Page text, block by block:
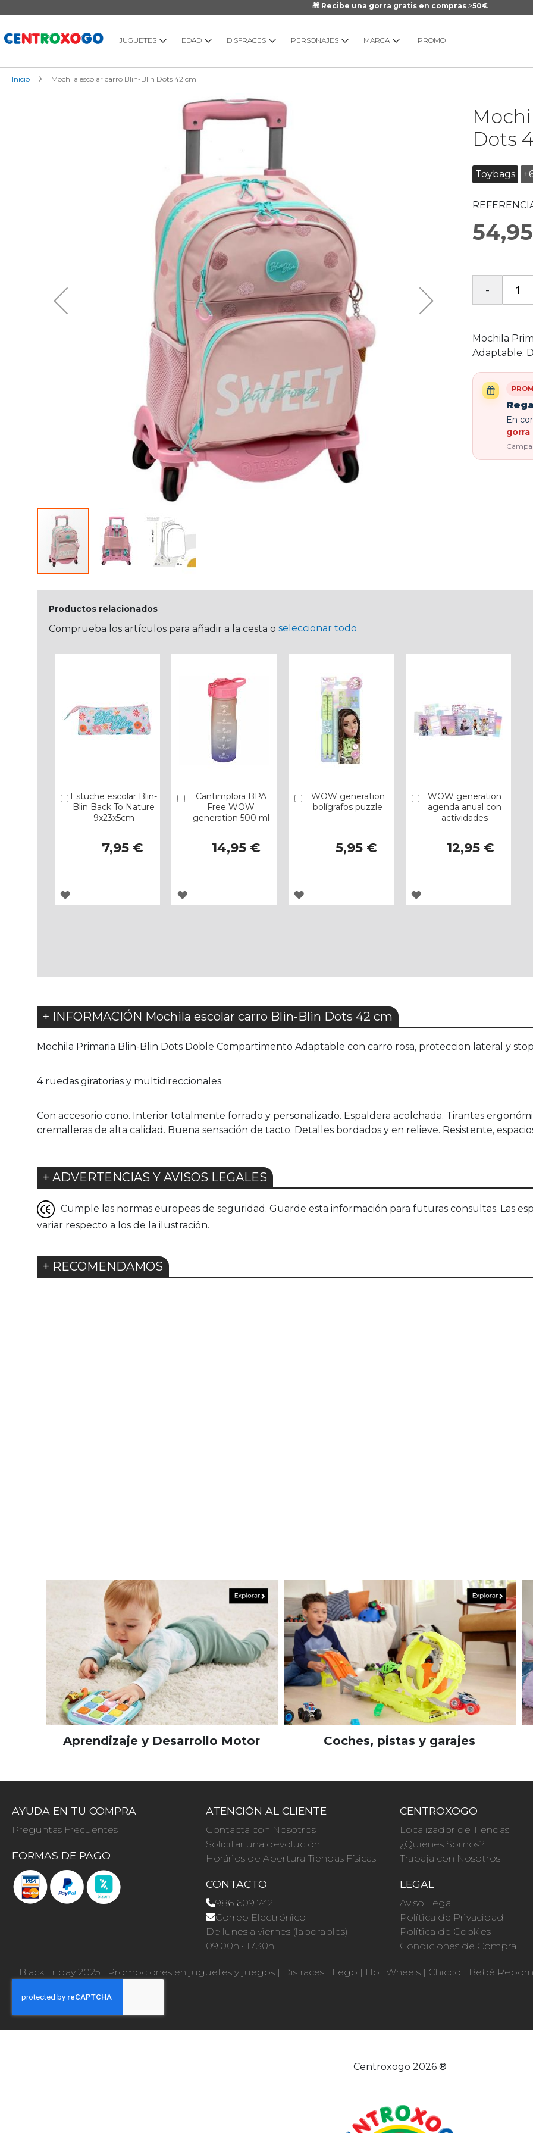
🎁 Recibe una gorra gratis en compras ≥50€
al
JUGUETES EDAD DISFRACES PERSONAJES MARCA PROMO
Inicio Mochila escolar carro Blin-Blin Dots 42 cm
Dots
Toybags
Mochila
Adaptable.
En
gorra
galería
imágenes
Productos relacionados
Comprueba los artículos para añadir a la cesta o seleccionar todo
Estuche escolar Blin-
Blin Back To Nature
9x23x5cm
7,95 €
Añadir
AGREGAR
Cantimplora BPA
Free WOW
generation 500 ml
14,95 €
Añadir
AGREGAR
WOW generation
bolígrafos puzzle
5,95 €
Añadir
AGREGAR
WOW generation
agenda anual con
actividades
12,95 €
Añadir
AGREGAR
+ INFORMACIÓN Mochila escolar carro Blin-Blin Dots 42 cm
Mochila Primaria Blin-Blin Dots Doble Compartimento Adaptable con carro rosa, proteccion lateral y
4 ruedas giratorias y multidireccionales.
Con accesorio cono. Interior totalmente forrado y personalizado. Espaldera acolchada. Tirantes
cremalleras de alta calidad. Buena sensación de tacto. Detalles bordados y en relieve. Resistente,
+ ADVERTENCIAS Y AVISOS LEGALES
Cumple las normas europeas de seguridad. Guarde esta información para futuras consultas. Las
variar respecto a los de la ilustración.
+ RECOMENDAMOS
Aprendizaje y Desarrollo Motor Coches, pistas y garajes
AYUDA EN TU COMPRA
Preguntas Frecuentes
FORMAS DE PAGO
ATENCIÓN AL CLIENTE
Contacta con Nosotros
Solicitar una devolución
Horários de Apertura Tiendas Físicas
CONTACTO
986 609 742
Correo Electrónico
De lunes a viernes (laborables)
09.00h · 17.30h
CENTROXOGO
Localizador de Tiendas
¿Quienes Somos?
Trabaja con Nosotros
LEGAL
Aviso Legal
Política de Privacidad
Política de Cookies
Condiciones de Compra
Black Friday 2025 | Promociones en juguetes y juegos | Disfraces | Lego | Hot Wheels | Chicco | Bebé Reborn
Centroxogo 2026 ®